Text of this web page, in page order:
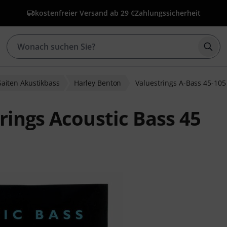
kostenfreier Versand ab 29 €Zahlungssicherheit
Akustikbass Harley Benton Valuestrings A-Bass 45-105
Acoustic Bass 45